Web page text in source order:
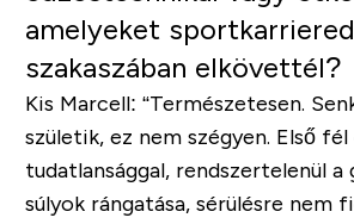
amelyeket
szakaszában elkövettél?
Kis Marcell: “Természetesen.
születik, ez nem szégyen. Első
tudatlansággal, rendszertelenül a
súlyok rángatása, sérülésre nem